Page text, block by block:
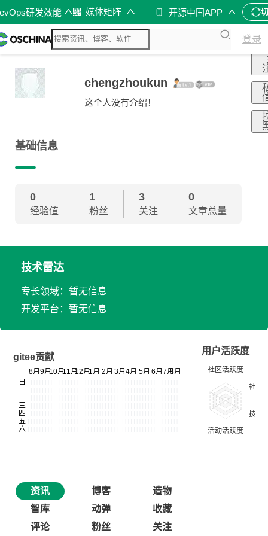
研发效能 媒体矩阵 开源中国APP
登录
chengzhoukun
这个人没有介绍！
+
基础信息
0
经验值
1
粉丝
3
关注
0
文章总量
技术雷达
专长领域：暂无信息
开发平台：暂无信息
gitee贡献
用户活跃度
资讯 博客
造物
智库
动弹
收藏
评论
粉丝 关注